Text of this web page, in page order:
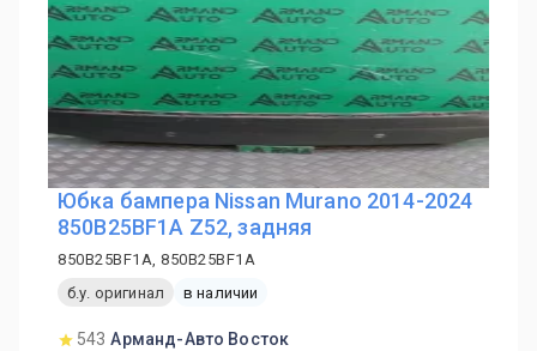
Юбка бампера Nissan Murano 2014-2024
850B25BF1A Z52, задняя
850B25BF1A, 850B25BF1A
б.у. оригинал
в наличии
543 Арманд-Авто Восток